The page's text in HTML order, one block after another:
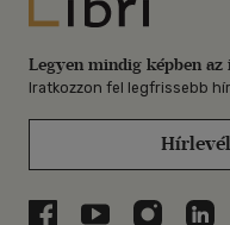
Legyen mindig képben
Iratkozzon fel legfrissebb
Libri a Facebookon
Libri aLibri az